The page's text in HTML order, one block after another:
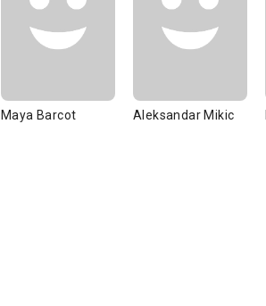
Maya Barcot Aleksandar Mikic